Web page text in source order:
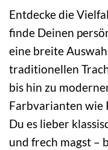
Entdecke die
finde Deinen
eine breite
traditionellen
bis hin zu
Farbvarianten wie
Du es lieber
und frech magst –